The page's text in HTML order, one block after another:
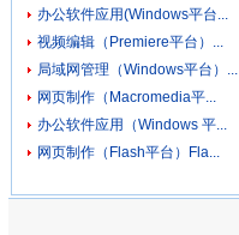
办公软件应用(Windows平台...
视频编辑（Premiere平台）...
局域网管理（Windows平台）...
网页制作（Macromedia平...
办公软件应用（Windows 平...
网页制作（Flash平台）Fla...